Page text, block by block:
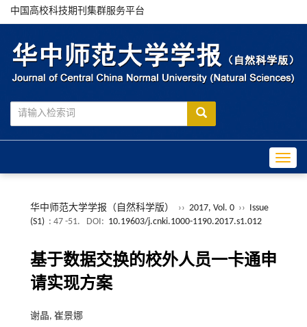
中国高校科技期刊集群服务平台
华中师范大学学报（自然科学版） ›› 2017, Vol. 0 ››
Issue
(S1) : 47 -51. DOI: 10.19603/j.cnki.1000-1190.2017.s1.012
基于数据交换的校外人员一卡通申
请实现方案
谢晶, 崔景娜